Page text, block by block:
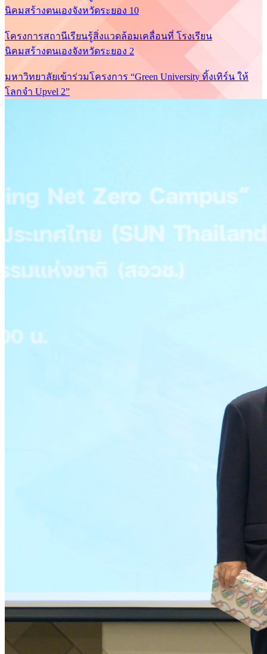
นิคมสร้างตนเองจังหวัดระยอง 10
โครงการสถานีเรียนรู้สิ่งแวดล้อมเคลื่อนที่ โรงเรียน
นิคมสร้างตนเองจังหวัดระยอง 2
มหาวิทยาลัยเข้าร่วมโครงการ “Green University ทิ้งเทิร์น ให้
โลกจำ Upvel 2”